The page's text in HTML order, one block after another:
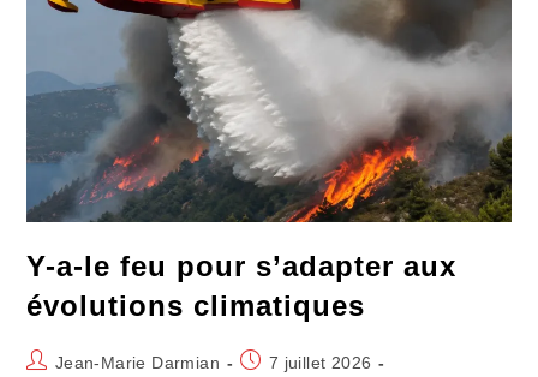
Y-a-le feu pour s’adapter aux
évolutions climatiques
Auteur/autrice
Jean-Marie Darmian
Publication
7 juillet 2026